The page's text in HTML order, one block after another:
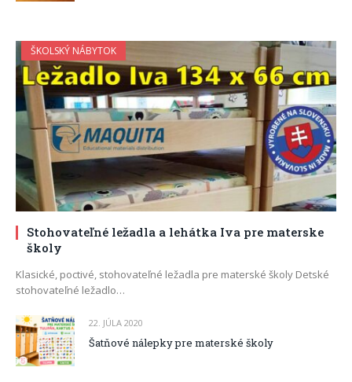
ŠKOLSKÝ NÁBYTOK
Stohovateľné ležadla a lehátka Iva pre materske
školy
Klasické, poctivé, stohovateľné ležadla pre materské školy Detské
stohovateľné ležadlo…
22. JÚLA 2020
Šatňové nálepky pre materské školy